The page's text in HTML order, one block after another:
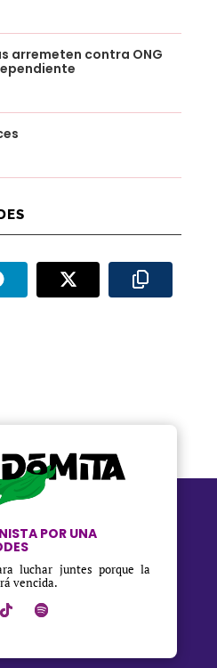
arremeten contra ONG
POR UNA
luchar juntes porque la
vencida.